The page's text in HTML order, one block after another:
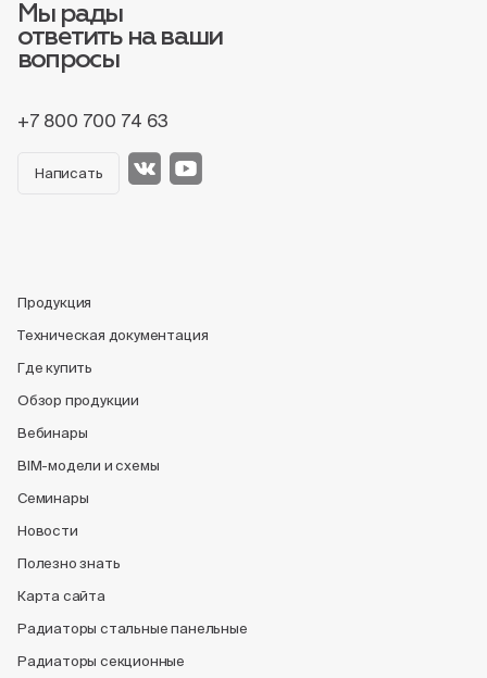
Мы рады
ответить на ваши
вопросы
+7 800 700 74 63
Написать
Продукция
Техническая документация
Где купить
Обзор продукции
Вебинары
BIM-модели и схемы
Семинары
Новости
Полезно знать
Карта сайта
Радиаторы стальные панельные
Радиаторы секционные